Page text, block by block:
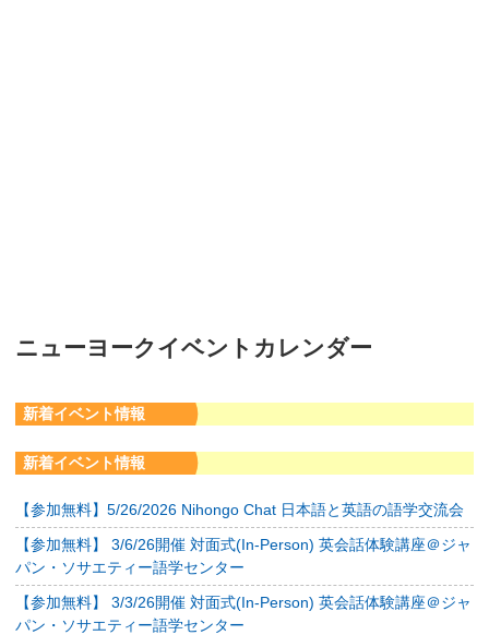
ニューヨークイベントカレンダー
新着イベント情報
新着イベント情報
【参加無料】5/26/2026 Nihongo Chat 日本語と英語の語学交流会
【参加無料】 3/6/26開催 対面式(In-Person) 英会話体験講座＠ジャ
パン・ソサエティー語学センター
【参加無料】 3/3/26開催 対面式(In-Person) 英会話体験講座＠ジャ
パン・ソサエティー語学センター